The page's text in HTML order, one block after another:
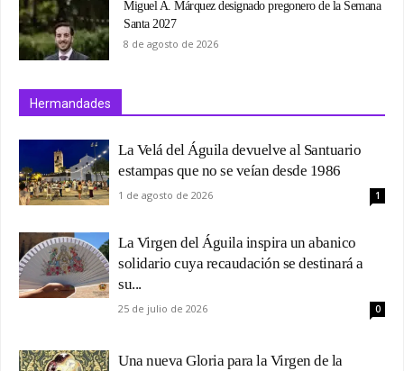
Miguel A. Márquez designado pregonero de la Semana
Santa 2027
8 de agosto de 2026
Hermandades
La Velá del Águila devuelve al Santuario
estampas que no se veían desde 1986
1 de agosto de 2026 1
La Virgen del Águila inspira un abanico
solidario cuya recaudación se destinará a
su...
25 de julio de 2026 0
Una nueva Gloria para la Virgen de la